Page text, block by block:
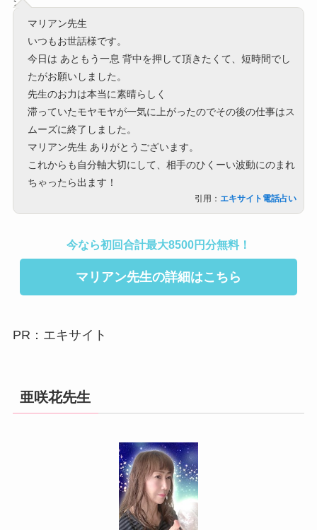
マリアン先生
いつもお世話様です。
今日は あともう一息 背中を押して頂きたくて、短時間でし
たがお願いしました。
先生のお力は本当に素晴らしく
滞っていたモヤモヤが一気に上がったのでその後の仕事はス
ムーズに終了しました。
マリアン先生 ありがとうございます。
これからも自分軸大切にして、相手のひくーい波動にのまれ
ちゃったら出ます！
引用： エキサイト電話占い
今なら初回合計最大8500円分無料！
マリアン先生の詳細はこちら
PR：エキサイト
亜咲花先生